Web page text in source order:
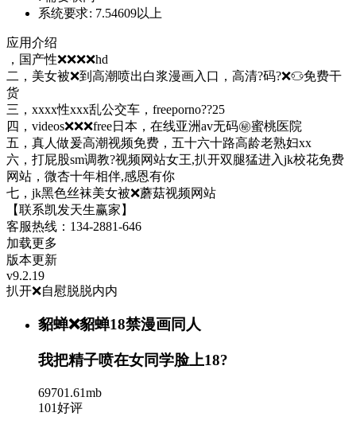
系统要求: 7.54609以上
应用介绍
，国产性❌❌❌❌hd
二，美女被❌到高潮喷出白浆漫画入口，高清?码?❌♋免费干
货
三，xxxx性xxx乱公交车，freeporno??25
四，videos❌❌❌free日本，在线亚洲av无码㊙️蜜桃医院
五，真人做爰高潮视频免费，五十六十路高龄老熟妇xx
六，打屁股sm调教?视频网站女王,扒开双腿猛进入jk校花免费
网站，微杏十年相伴,感恩有你
七，jk黑色丝袜美女被❌蘑菇视频网站
【联系凯发天生赢家】
客服热线：134-2881-646
加载更多
版本更新
v9.2.19
扒开❌自慰脱脱内内
貂蝉❌貂蝉18禁漫画同人
我把精子喷在女同学脸上18?
69701.61mb
101好评